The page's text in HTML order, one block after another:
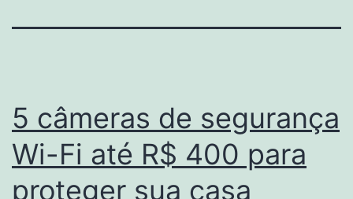
5 câmeras de segurança
Wi-Fi até R$ 400 para
proteger sua casa